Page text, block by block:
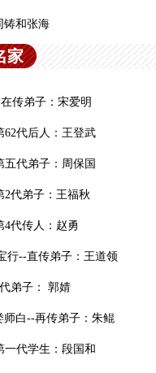
铸和张海
家
传弟子：宋爱明
62代后人：王登武
五代弟子：周保国
2代弟子：王福秋
4代传人：赵勇
行--直传弟子：王道领
弟子： 郭婧
师白--再传弟子：朱鲲
一代学生：段国和